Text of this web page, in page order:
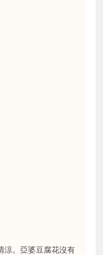
涼。亞婆豆腐花沒有